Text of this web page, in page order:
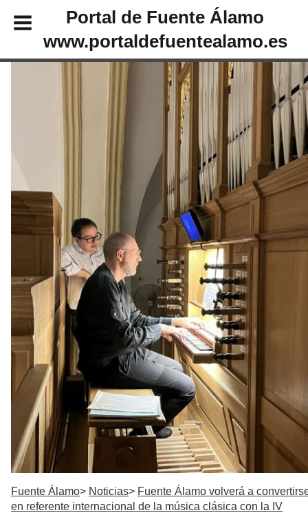
Portal de Fuente Álamo
www.portaldefuentealamo.es
Fuente Álamo Noticias
Fuente Álamo volverá a
en referente internacional de la música clásica con la IV